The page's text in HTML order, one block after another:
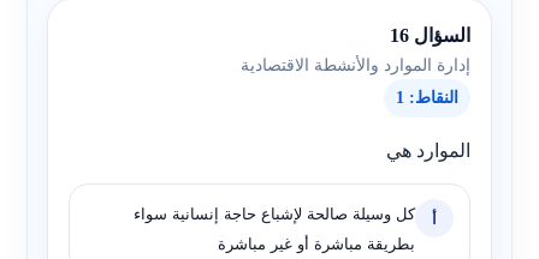
السؤال 16
إدارة الموارد والأنشطة الاقتصادية
النقاط: 1
الموارد هي
أ
كل وسيلة صالحة لإشباع حاجة إنسانية سواء
بطريقة مباشرة أو غير مباشرة